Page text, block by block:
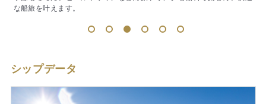
1 2 3 4 5 6
シップデータ